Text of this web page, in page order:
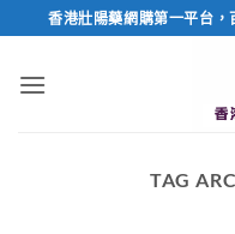
to
content
香港壯陽藥網購第一平台，
TAG